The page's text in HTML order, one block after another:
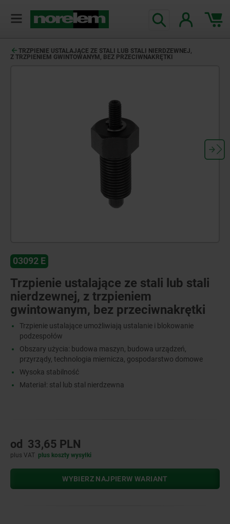
TRZPIENIE USTALAJĄCE ZE STALI LUB STALI NIERDZEWNEJ,
Z TRZPIENIEM GWINTOWANYM, BEZ PRZECIWNAKRĘTKI
03092 E
Trzpienie ustalające ze stali lub stali
nierdzewnej, z trzpieniem
gwintowanym, bez przeciwnakrętki
Trzpienie ustalające umożliwiają ustalanie i blokowanie
podzespołów
Obszary użycia: budowa maszyn, budowa urządzeń,
przyrządy, technologia miernicza, gospodarstwo domowe
Wysoka stabilność
Materiał: stal lub stal nierdzewna
od 33,65 PLN
plus VAT plus koszty wysyłki
WYBIERZ NAJPIERW WARIANT